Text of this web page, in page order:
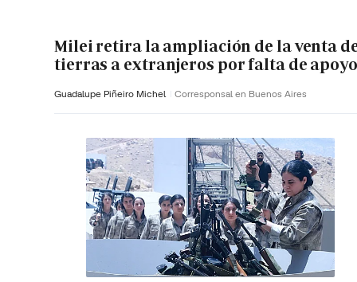
Milei retira la ampliación de la venta
tierras a extranjeros por falta de apoyo
Guadalupe Piñeiro Michel Corresponsal en Buenos Aires